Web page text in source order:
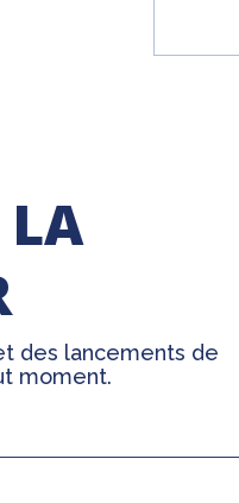
des lancements de
moment.